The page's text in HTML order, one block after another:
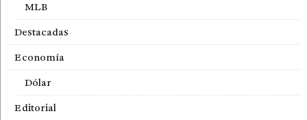
MLB
Destacadas
Economía
Dólar
Editorial